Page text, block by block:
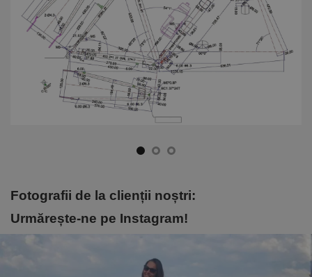
Fotografii de la clienții noștri:
Urmărește-ne pe Instagram!